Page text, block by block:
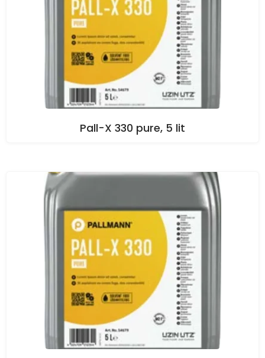
Pall-X 330 pure, 5 lit